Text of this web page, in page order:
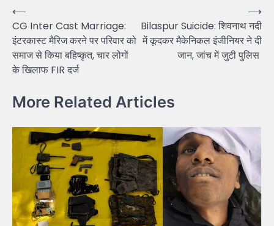
Post
navigation
⟵
CG Inter Cast Marriage:
इंटरकास्ट मैरिज करने पर परिवार को
समाज से किया बहिष्कृत, चार लोगों
के खिलाफ FIR दर्ज
Bilaspur Suicide: शिवनाथ नदी
में कूदकर मैकेनिकल इंजीनियर ने दी
जान, जांच में जुटी पुलिस
⟶
More Related Articles